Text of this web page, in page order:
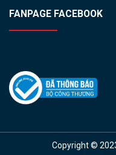
FANPAGE FACEBOOK
Copyright ©